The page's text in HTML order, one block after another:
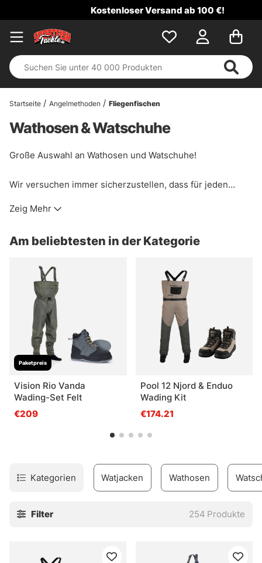
Kostenloser Versand ab 100 €!
Startseite Angelmethoden Fliegenfischen
Wathosen & Watschuhe
Große Auswahl an Wathosen und Watschuhe!
Wir versuchen immer sicherzustellen, dass für jeden
Wathosen und Watschuhe von bekannten Marken wie
Vision und vielen mehr. Wir arbeiten mit Marken, die wir
vertrauen können!
Sind Sie sich nicht sicher, welche Größe Sie wählen
sollten oder was der Unterschied zwischen Filz- und
Gummisohle bedeutet? Kontaktieren Sie unseren
Kundenservice oder kommen Sie in den Laden und Sie
erhalten alle Hilfe, die Sie brauchen!
Zeig Mehr
Am beliebtesten in der Kategorie
Paketpreis
Vision Rio Vanda
Wading-Set Felt
€209
Pool 12 Njord & Enduo
Wading Kit
€174.21
Kategorien Watjacken Wathosen
Filter 254 Produkte